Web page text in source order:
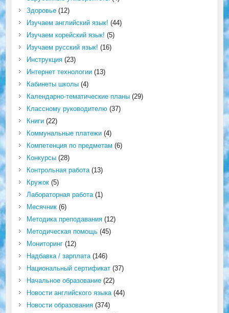
Здоровье(12)
Изучаем английский язык! (44)
Изучаем корейский язык! (5)
Изучаем русский язык! (16)
Инструкция(23)
Интернет технологии(13)
Кабинеты школы(4)
Календарно-тематические планы(29)
Классному руководителю(37)
Книги(22)
Коммунальные платежи(4)
Компетенция по предметам (6)
Конкурсы(28)
Контрольная работа(13)
Кружок(5)
Лабораторная работа(1)
Месячник(6)
Методика преподавания(12)
Методическая помощь(45)
Мониторинг(12)
Надбавка / зарплата(146)
Национальный сертификат(37)
Начальное образование(22)
Новости английского языка(44)
Новости образования(374)